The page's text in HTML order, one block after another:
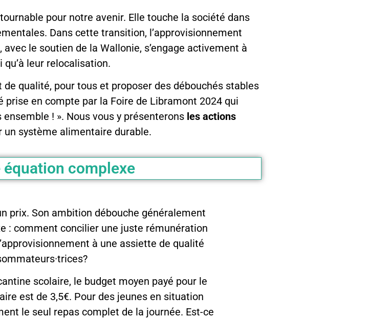
pour notre avenir. Elle touche la société dans
Dans cette transition, l’approvisionnement
le soutien de la Wallonie, s’engage activement à
leur relocalisation.
qualité, pour tous et proposer des débouchés stables
en compte par la Foire de Libramont 2024 qui
! ». Nous vous y présenterons les actions
système alimentaire durable.
équation complexe​
prix. Son ambition débouche généralement
: comment concilier une juste rémunération
à une assiette de qualité
scolaire, le budget moyen payé pour le
est de 3,5€. Pour des jeunes en situation
le seul repas complet de la journée. Est-ce